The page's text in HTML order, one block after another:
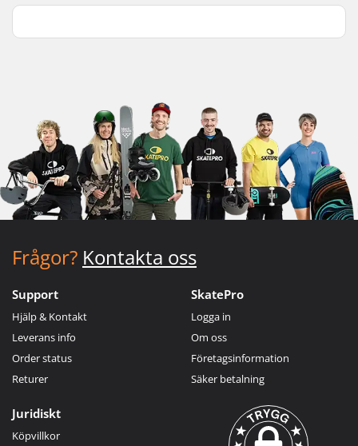
Frågor? Kontakta oss
Support
Hjälp & Kontakt
Leverans info
Order status
Returer
SkatePro
Logga in
Om oss
Företagsinformation
Säker betalning
Juridiskt
Köpvillkor